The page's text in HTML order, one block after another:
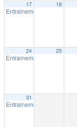
17
Entrainement extérieur à
18
24
Entrainement extérieur à
25
31
Entrainement extérieur à